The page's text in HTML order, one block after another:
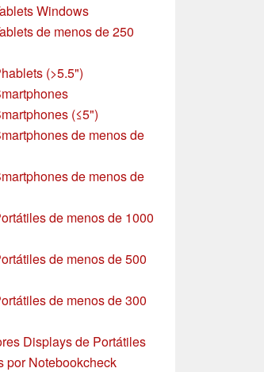
Windows
de menos de 250
(>5.5")
(≤5")
de menos de
de menos de
de menos de 1000
de menos de 500
de menos de 300
Displays de Portátiles
por Notebookcheck